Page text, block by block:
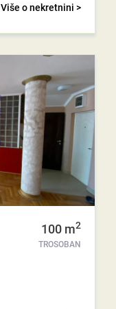
Više o nekretnini >
100 m2
TROSOBAN